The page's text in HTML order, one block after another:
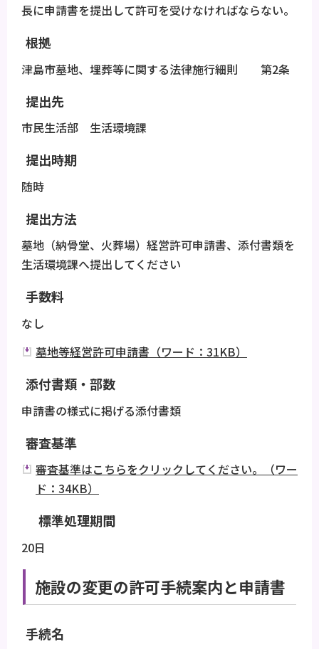
長に申請書を提出して許可を受けなければならない。
根拠
津島市墓地、埋葬等に関する法律施行細則 第2条
提出先
市民生活部 生活環境課
提出時期
随時
提出方法
墓地（納骨堂、火葬場）経営許可申請書、添付書類を
生活環境課へ提出してください
手数料
なし
墓地等経営許可申請書（ワード：31KB）
添付書類・部数
申請書の様式に掲げる添付書類
審査基準
審査基準はこちらをクリックしてください。（ワー
ド：34KB）
標準処理期間
20日
施設の変更の許可手続案内と申請書
手続名